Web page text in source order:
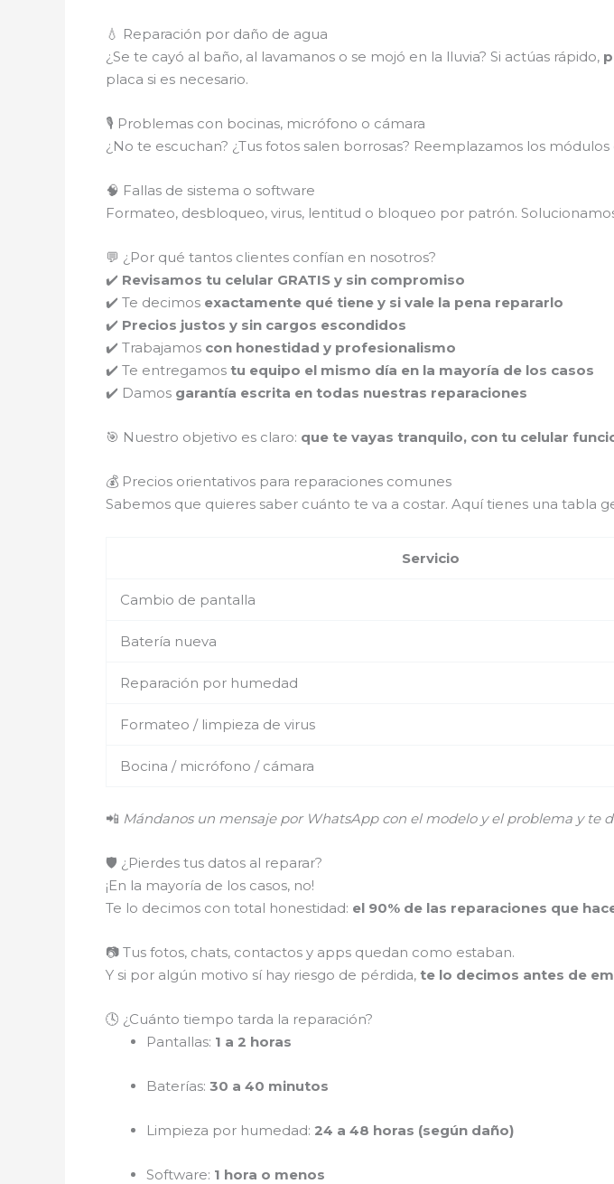
💧 Reparación por daño de agua
¿Se te cayó al baño, al lavamanos o se mojó en la lluvia? Si actúas rápido,
placa si es necesario.
🎙️ Problemas con bocinas, micrófono o cámara
¿No te escuchan? ¿Tus fotos salen borrosas? Reemplazamos los
🧠 Fallas de sistema o software
Formateo, desbloqueo, virus, lentitud o bloqueo por patrón.
💬 ¿Por qué tantos clientes confían en nosotros?
✔️ Revisamos tu celular GRATIS y sin compromiso
✔️ Te decimos exactamente qué tiene y si vale la pena repararlo
✔️ Precios justos y sin cargos escondidos
✔️ Trabajamos con honestidad y profesionalismo
✔️ Te entregamos tu equipo el mismo día en la mayoría de los casos
✔️ Damos garantía escrita en todas nuestras reparaciones
🎯 Nuestro objetivo es claro: que te vayas tranquilo, con tu celular
💰 Precios orientativos para reparaciones comunes
Sabemos que quieres saber cuánto te va a costar. Aquí tienes una tabla
Servicio
Cambio de pantalla
Batería nueva
Reparación por humedad
Formateo / limpieza de virus
Bocina / micrófono / cámara
📲 Mándanos un mensaje por WhatsApp con el modelo y el problema y te
🛡️ ¿Pierdes tus datos al reparar?
¡En la mayoría de los casos, no!
Te lo decimos con total honestidad: el 90% de las reparaciones que
📷 Tus fotos, chats, contactos y apps quedan como estaban.
Y si por algún motivo sí hay riesgo de pérdida, te lo decimos antes de
🕓 ¿Cuánto tiempo tarda la reparación?
Pantallas: 1 a 2 horas
Baterías: 30 a 40 minutos
Limpieza por humedad: 24 a 48 horas (según daño)
Software: 1 hora o menos